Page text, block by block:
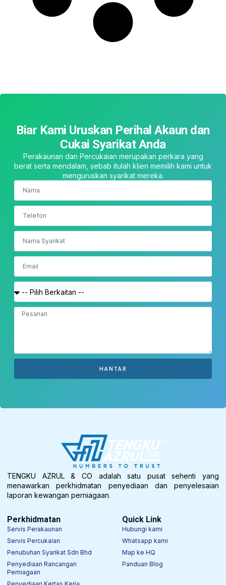
Biar Kami Uruskan Perihal Akaun dan
Cukai Syarikat Anda
Perakaunan dan Percukaian merupakan perkara yang
berat serta mendalam, sebab itulah klien memilih kami untuk
menguruskan syarikat mereka.
HANTAR
TENGKU AZRUL & CO adalah satu pusat sehenti yang
menawarkan perkhidmatan penyediaan dan penyelesaian
laporan kewangan perniagaan.
Perkhidmatan
Servis Perakaunan
Servis Percukaian
Penubuhan Syarikat Sdn Bhd
Penyediaan Rancangan
Perniagaan
Quick Link
Hubungi kami
Whatsapp kami
Map ke HQ
Panduan Blog